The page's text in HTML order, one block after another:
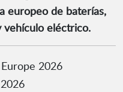
europeo de baterías,
vehículo eléctrico.
2026